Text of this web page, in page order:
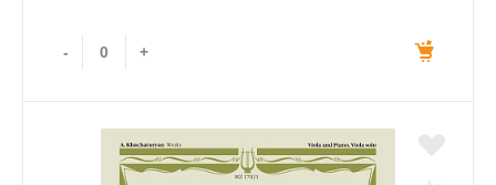
- +